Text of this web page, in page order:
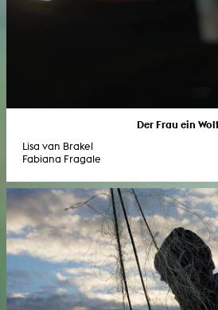
Der Frau ein
Lisa van Brakel
Fabiana Fragale